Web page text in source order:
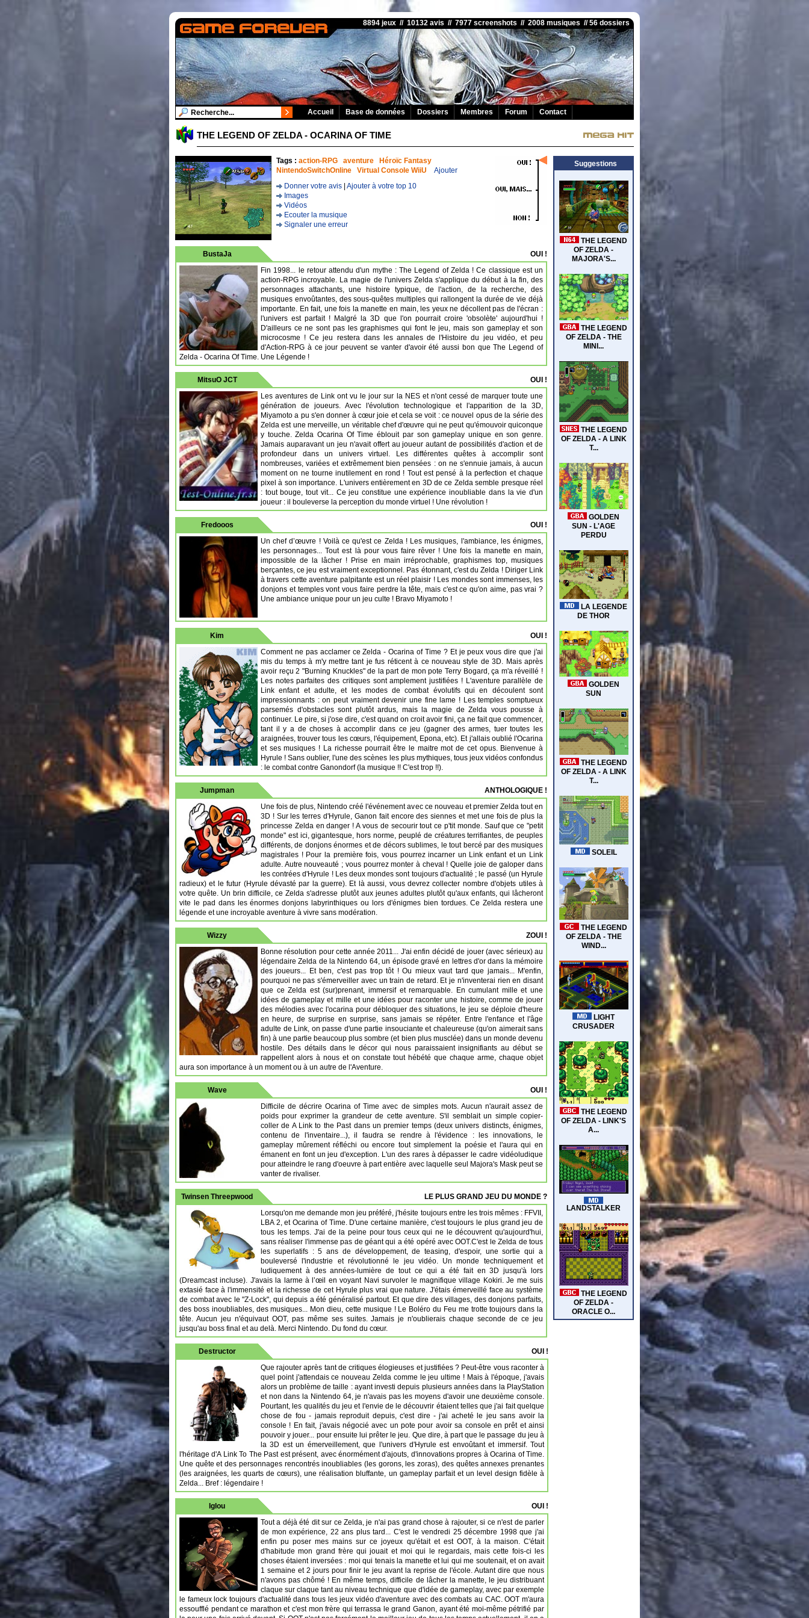
8894 jeux // 10132 avis // 7977 screenshots // 2008 musiques // 56 dossiers
Accueil Base de données Dossiers Membres Forum Contact
THE LEGEND OF ZELDA - OCARINA OF TIME
Suggestions
Tags : action-RPG aventure
Héroïc Fantasy
NintendoSwitchOnline
Virtual Console WiiU
Ajouter
Donner votre avis Ajouter à votre top 10
Images
Vidéos
Ecouter la musique
Signaler une erreur
BustaJa
OUI !
Fin 1998... le retour attendu d'un mythe : The Legend of Zelda ! Ce classique est un
action-RPG incroyable. La magie de l'univers Zelda s'applique du début à la fin, des
personnages attachants, une histoire typique, de l'action, de la recherche, des
musiques envoûtantes, des sous-quêtes multiples qui rallongent la durée de vie déjà
importante. En fait, une fois la manette en main, les yeux ne décollent pas de l'écran :
l'univers est parfait ! Malgré la 3D que l'on pourrait croire 'obsolète' aujourd'hui !
D'ailleurs ce ne sont pas les graphismes qui font le jeu, mais son gameplay et son
microcosme ! Ce jeu restera dans les annales de l'Histoire du jeu vidéo, et peu
d'Action-RPG à ce jour peuvent se vanter d'avoir été aussi bon que The Legend of
Zelda - Ocarina Of Time. Une Légende !
MitsuO JCT
OUI !
Les aventures de Link ont vu le jour sur la NES et n'ont cessé de marquer toute une
génération de joueurs. Avec l'évolution technologique et l'apparition de la 3D,
Miyamoto a pu s'en donner à cœur joie et cela se voit : ce nouvel opus de la série des
Zelda est une merveille, un véritable chef d'œuvre qui ne peut qu'émouvoir quiconque
y touche. Zelda Ocarina Of Time éblouit par son gameplay unique en son genre.
Jamais auparavant un jeu n'avait offert au joueur autant de possibilités d'action et de
profondeur dans un univers virtuel. Les différentes quêtes à accomplir sont
nombreuses, variées et extrêmement bien pensées : on ne s'ennuie jamais, à aucun
moment on ne tourne inutilement en rond ! Tout est pensé à la perfection et chaque
pixel à son importance. L'univers entièrement en 3D de ce Zelda semble presque réel
: tout bouge, tout vit... Ce jeu constitue une expérience inoubliable dans la vie d'un
joueur : il bouleverse la perception du monde virtuel ! Une révolution !
Fredooos
OUI !
Un chef d’œuvre ! Voilà ce qu'est ce Zelda ! Les musiques, l'ambiance, les énigmes,
les personnages... Tout est là pour vous faire rêver ! Une fois la manette en main,
impossible de la lâcher ! Prise en main irréprochable, graphismes top, musiques
berçantes, ce jeu est vraiment exceptionnel. Pas étonnant, c'est du Zelda ! Diriger Link
à travers cette aventure palpitante est un réel plaisir ! Les mondes sont immenses, les
donjons et temples vont vous faire perdre la tête, mais c'est ce qu'on aime, pas vrai ?
Une ambiance unique pour un jeu culte ! Bravo Miyamoto !
Kim
OUI !
Comment ne pas acclamer ce Zelda - Ocarina of Time ? Et je peux vous dire que j'ai
mis du temps à m'y mettre tant je fus réticent à ce nouveau style de 3D. Mais après
avoir reçu 2 "Burning Knuckles" de la part de mon pote Terry Bogard, ça m'a réveillé !
Les notes parfaites des critiques sont amplement justifiées ! L'aventure parallèle de
Link enfant et adulte, et les modes de combat évolutifs qui en découlent sont
impressionnants : on peut vraiment devenir une fine lame ! Les temples somptueux
parsemés d'obstacles sont plutôt ardus, mais la magie de Zelda vous pousse à
continuer. Le pire, si j'ose dire, c'est quand on croit avoir fini, ça ne fait que commencer,
tant il y a de choses à accomplir dans ce jeu (gagner des armes, tuer toutes les
araignées, trouver tous les cœurs, l'équipement, Epona, etc). Et j'allais oublié l'Ocarina
et ses musiques ! La richesse pourrait être le maitre mot de cet opus. Bienvenue à
Hyrule ! Sans oublier, l'une des scènes les plus mythiques, tous jeux vidéos confondus
: le combat contre Ganondorf (la musique !! C'est trop !!).
Jumpman
ANTHOLOGIQUE !
Une fois de plus, Nintendo créé l'événement avec ce nouveau et premier Zelda tout en
3D ! Sur les terres d'Hyrule, Ganon fait encore des siennes et met une fois de plus la
princesse Zelda en danger ! A vous de secourir tout ce p'tit monde. Sauf que ce "petit
monde" est ici, gigantesque, hors norme, peuplé de créatures terrifiantes, de peuples
différents, de donjons énormes et de décors sublimes, le tout bercé par des musiques
magistrales ! Pour la première fois, vous pourrez incarner un Link enfant et un Link
adulte. Autre nouveauté ; vous pourrez monter à cheval ! Quelle joie de galoper dans
les contrées d'Hyrule ! Les deux mondes sont toujours d'actualité ; le passé (un Hyrule
radieux) et le futur (Hyrule dévasté par la guerre). Et là aussi, vous devrez collecter nombre d'objets utiles à
votre quête. Un brin difficile, ce Zelda s'adresse plutôt aux jeunes adultes plutôt qu'aux enfants, qui lâcheront
vite le pad dans les énormes donjons labyrinthiques ou lors d'énigmes bien tordues. Ce Zelda restera une
légende et une incroyable aventure à vivre sans modération.
Wizzy
ZOUI !
Bonne résolution pour cette année 2011... J'ai enfin décidé de jouer (avec sérieux) au
légendaire Zelda de la Nintendo 64, un épisode gravé en lettres d'or dans la mémoire
des joueurs... Et ben, c'est pas trop tôt ! Ou mieux vaut tard que jamais... M'enfin,
pourquoi ne pas s'émerveiller avec un train de retard. Et je n'inventerai rien en disant
que ce Zelda est (sur)prenant, immersif et remarquable. En cumulant mille et une
idées de gameplay et mille et une idées pour raconter une histoire, comme de jouer
des mélodies avec l'ocarina pour débloquer des situations, le jeu se déploie d'heure
en heure, de surprise en surprise, sans jamais se répéter. Entre l'enfance et l'âge
adulte de Link, on passe d'une partie insouciante et chaleureuse (qu'on aimerait sans
fin) à une partie beaucoup plus sombre (et bien plus musclée) dans un monde devenu
hostile. Des détails dans le décor qui nous paraissaient insignifiants au début se
rappellent alors à nous et on constate tout hébété que chaque arme, chaque objet
aura son importance à un moment ou à un autre de l'Aventure.
Wave
OUI !
Difficile de décrire Ocarina of Time avec de simples mots. Aucun n'aurait assez de
poids pour exprimer la grandeur de cette aventure. S'il semblait un simple copier-
coller de A Link to the Past dans un premier temps (deux univers distincts, énigmes,
contenu de l'inventaire...), il faudra se rendre à l'évidence : les innovations, le
gameplay mûrement réfléchi ou encore tout simplement la poésie et l'aura qui en
émanent en font un jeu d'exception. L'un des rares à dépasser le cadre vidéoludique
pour atteindre le rang d'oeuvre à part entière avec laquelle seul Majora's Mask peut se
vanter de rivaliser.
Twinsen Threepwood
LE PLUS GRAND JEU DU MONDE ?
Lorsqu'on me demande mon jeu préféré, j'hésite toujours entre les trois mêmes : FFVII,
LBA 2, et Ocarina of Time. D'une certaine manière, c'est toujours le plus grand jeu de
tous les temps. J'ai de la peine pour tous ceux qui ne le découvrent qu'aujourd'hui,
sans réaliser l'immense pas de géant qui a été opéré avec OOT.C'est le Zelda de tous
les superlatifs : 5 ans de développement, de teasing, d'espoir, une sortie qui a
bouleversé l'industrie et révolutionné le jeu vidéo. Un monde techniquement et
ludiquement à des années-lumière de tout ce qui a été fait en 3D jusqu'à lors
(Dreamcast incluse). J'avais la larme à l’œil en voyant Navi survoler le magnifique village Kokiri. Je me suis
extasié face à l'immensité et la richesse de cet Hyrule plus vrai que nature. J'étais émerveillé face au système
de combat avec le "Z-Lock", qui depuis a été généralisé partout. Et que dire des villages, des donjons parfaits,
des boss inoubliables, des musiques... Mon dieu, cette musique ! Le Boléro du Feu me trotte toujours dans la
tête. Aucun jeu n'équivaut OOT, pas même ses suites. Jamais je n'oublierais chaque seconde de ce jeu
jusqu'au boss final et au delà. Merci Nintendo. Du fond du cœur.
Destructor
OUI !
Que rajouter après tant de critiques élogieuses et justifiées ? Peut-être vous raconter à
quel point j'attendais ce nouveau Zelda comme le jeu ultime ! Mais à l'époque, j'avais
alors un problème de taille : ayant investi depuis plusieurs années dans la PlayStation
et non dans la Nintendo 64, je n'avais pas les moyens d'avoir une deuxième console.
Pourtant, les qualités du jeu et l'envie de le découvrir étaient telles que j'ai fait quelque
chose de fou - jamais reproduit depuis, c'est dire - j'ai acheté le jeu sans avoir la
console ! En fait, j'avais négocié avec un pote pour avoir sa console en prêt et ainsi
pouvoir y jouer... pour ensuite lui prêter le jeu. Que dire, à part que le passage du jeu à
la 3D est un émerveillement, que l'univers d'Hyrule est envoûtant et immersif. Tout
l'héritage d'A Link To The Past est présent, avec énormément d'ajouts, d'innovations propres à Ocarina of Time.
Une quête et des personnages rencontrés inoubliables (les gorons, les zoras), des quêtes annexes prenantes
(les araignées, les quarts de cœurs), une réalisation bluffante, un gameplay parfait et un level design fidèle à
Zelda... Bref : légendaire !
Iglou
OUI !
Tout a déjà été dit sur ce Zelda, je n'ai pas grand chose à rajouter, si ce n'est de parler
de mon expérience, 22 ans plus tard... C'est le vendredi 25 décembre 1998 que j'ai
enfin pu poser mes mains sur ce joyeux qu'était et est OOT, à la maison. C'était
d'habitude mon grand frère qui jouait et moi qui le regardais, mais cette fois-ci les
choses étaient inversées : moi qui tenais la manette et lui qui me soutenait, et on avait
1 semaine et 2 jours pour finir le jeu avant la reprise de l'école. Autant dire que nous
n'avons pas chômé ! En même temps, difficile de lâcher la manette, le jeu distribuant
claque sur claque tant au niveau technique que d'idée de gameplay, avec par exemple
le fameux lock toujours d'actualité dans tous les jeux vidéo d'aventure avec des combats au CAC. OOT m'aura
essoufflé pendant ce marathon et c'est mon frère qui terrassa le grand Ganon, ayant été moi-même pétrifié par